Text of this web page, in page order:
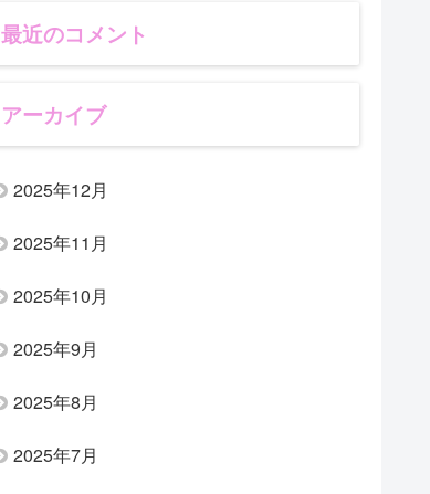
最近のコメント
アーカイブ
2025年12月
2025年11月
2025年10月
2025年9月
2025年8月
2025年7月